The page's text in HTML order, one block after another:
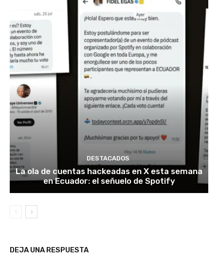
DESTACADOS
La ola de cuentas hackeadas en X esta semana
en Ecuador: el señuelo de Spotify
DEJA UNA RESPUESTA